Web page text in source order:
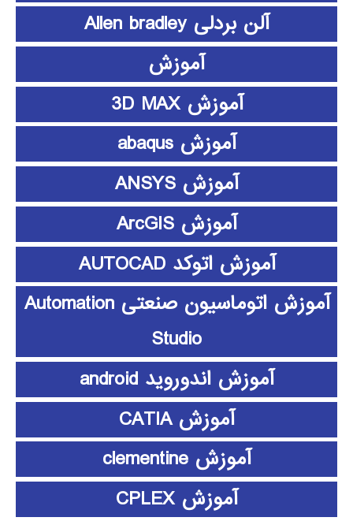
آلن بردلی Allen bradley
آموزش
آموزش 3D MAX
آموزش abaqus
آموزش ANSYS
آموزش ArcGIS
آموزش اتوکد AUTOCAD
آموزش اتوماسیون صنعتی Automation
Studio
آموزش اندوروید android
آموزش CATIA
آموزش clementine
آموزش CPLEX